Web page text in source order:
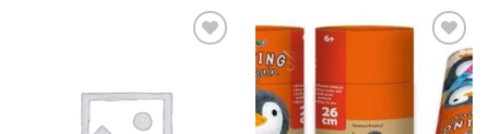
Auf die
Wunschliste